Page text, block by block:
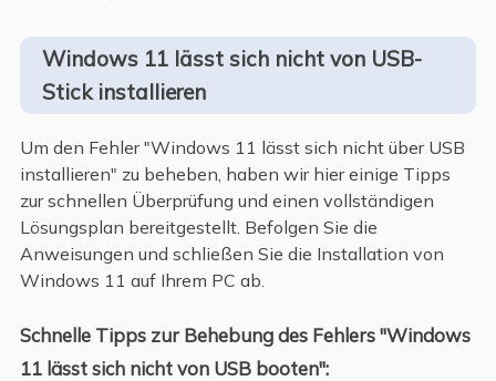
Windows 11 lässt sich nicht von USB-
Stick installieren
Um den Fehler "Windows 11 lässt sich nicht über USB
installieren" zu beheben, haben wir hier einige Tipps
zur schnellen Überprüfung und einen vollständigen
Lösungsplan bereitgestellt. Befolgen Sie die
Anweisungen und schließen Sie die Installation von
Windows 11 auf Ihrem PC ab.
Schnelle Tipps zur Behebung des Fehlers "Windows
11 lässt sich nicht von USB booten":